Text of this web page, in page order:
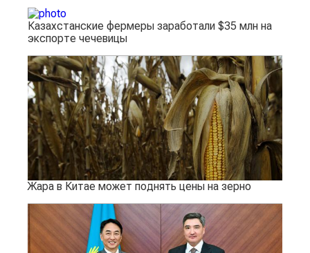
Казахстанские фермеры заработали $35 млн на
экспорте чечевицы
Жара в Китае может поднять цены на зерно